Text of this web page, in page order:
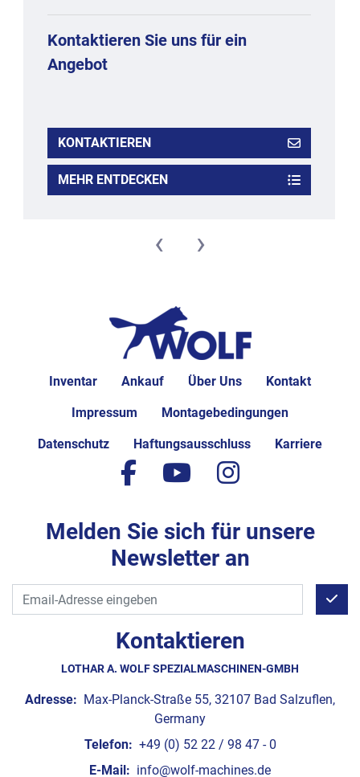
Kontaktieren Sie uns für ein
Angebot
KONTAKTIEREN
MEHR ENTDECKEN
‹ ›
Inventar Ankauf Über Uns Kontakt
Impressum Montagebedingungen
Datenschutz Haftungsausschluss Karriere
Kontaktieren
LOTHAR A. WOLF SPEZIALMASCHINEN-GMBH
Adresse: Max-Planck-Straße 55, 32107 Bad Salzuflen,
Germany
Telefon: +49 (0) 52 22 / 98 47 - 0
E-Mail: info@wolf-machines.de
facebook
youtubeinstagram
Melden Sie sich für unsere
Newsletter an